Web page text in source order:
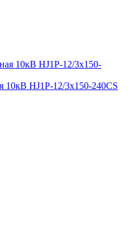
10кВ HJ1P-12/3х150-240CS